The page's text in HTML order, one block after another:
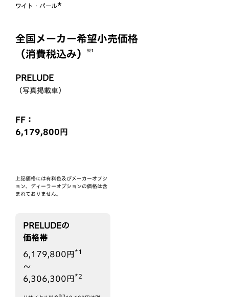
ワイト・パール★
全国メーカー希望小売価格
（消費税込み）
※1
PRELUDE
（写真掲載車）
FF：
6,179,800円
上記価格には有料色及びメーカーオプシ
ョン、ディーラーオプションの価格は含
まれておりません。
PRELUDEの
価格帯
6,179,800円 *1
〜
6,306,300円 *2
※3